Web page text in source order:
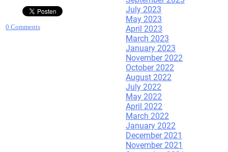
0 Comments
July 2023
May 2023
April 2023
March 2023
January 2023
November 2022
October 2022
August 2022
July 2022
May 2022
April 2022
March 2022
January 2022
December 2021
November 2021